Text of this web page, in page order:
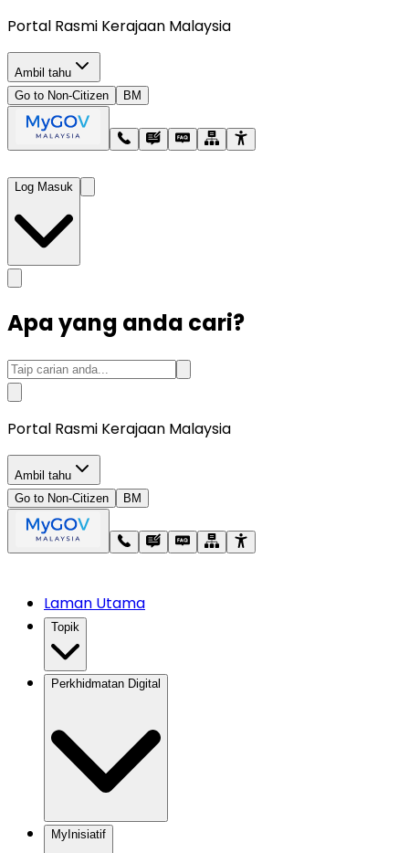
Portal Rasmi Kerajaan Malaysia
Ambil tahu
Go to Non-Citizen
BM
Log Masuk
Apa yang anda cari?
Portal Rasmi Kerajaan Malaysia
Ambil tahu
Go to Non-Citizen
BM
Laman Utama
Topik
Perkhidmatan Digital
MyInisiatif